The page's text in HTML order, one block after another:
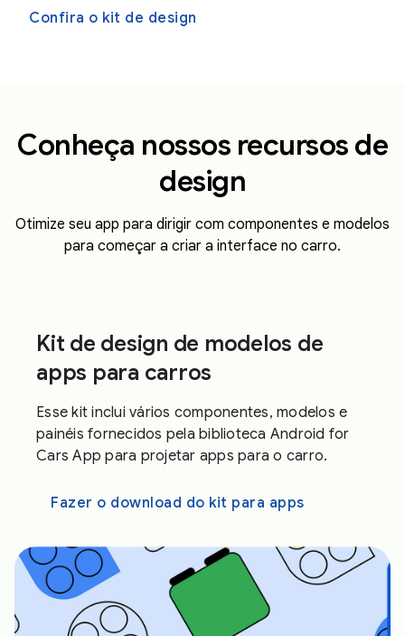
Confira o kit de design
Conheça nossos recursos de
design
Otimize seu app para dirigir com componentes e modelos
para começar a criar a interface no carro.
Kit de design de modelos de
apps para carros
Esse kit inclui vários componentes, modelos e
painéis fornecidos pela biblioteca Android for
Cars App para projetar apps para o carro.
Fazer o download do kit para apps